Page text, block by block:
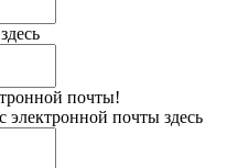
почты!
электронной почты здесь